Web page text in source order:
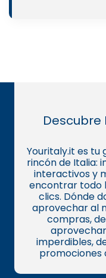
Descubre
Youritaly.it es tu
rincón de Italia:
interactivos y
encontrar todo
clics. Dónde
aprovechar al
compras,
imperdibles,
promociones